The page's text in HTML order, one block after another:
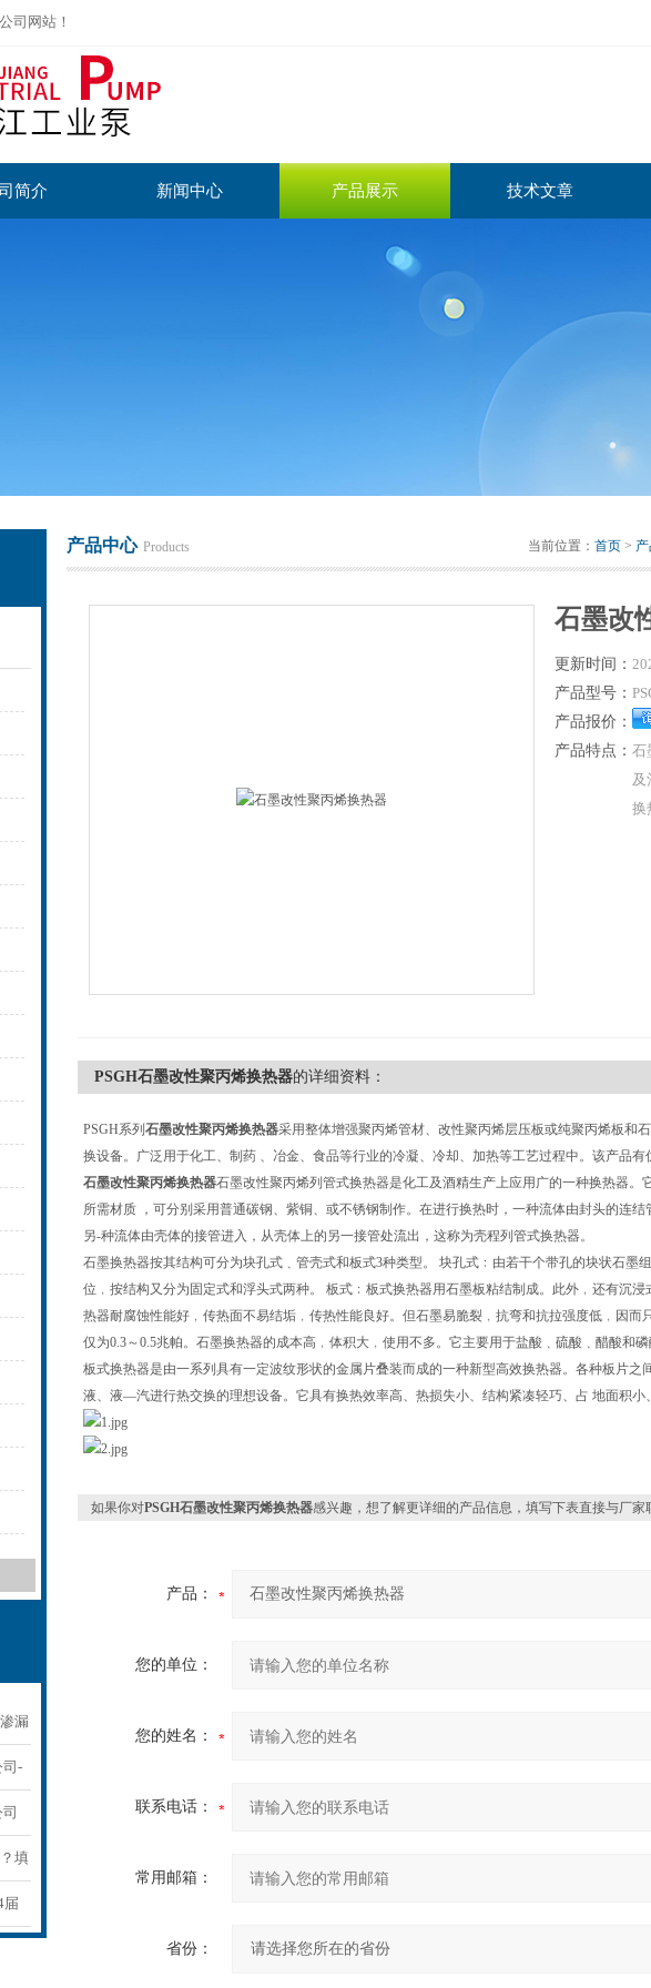
司网站！
简介 新闻中心 产品展示 技术文章
漏
司-
填
届
产品中心 Products 当前位置： 首页 >
石墨改
更新时间：
产品型号：
产品报价：
产品特点： 石
及
换
PSGH石墨改性聚丙烯换热器的详细资料：
PSGH系列 石墨改性聚丙烯换热器采用整体增强聚丙烯管材、改性聚丙烯层压板或纯聚丙烯板和
换设备。广泛用于化工、制药 、冶金、食品等行业的冷凝、冷却、加热等工艺过程中。该产品
石墨改性聚丙烯换热器石墨改性聚丙烯列管式换热器是化工及酒精生产上应用广的一种换热器
所需材质 ，可分别采用普通碳钢、紫铜、或不锈钢制作。在进行换热时，一种流体由封头的连
另-种流体由壳体的接管进入，从壳体上的另一接管处流出，这称为壳程列管式换热器。
石墨换热器按其结构可分为块孔式﹑管壳式和板式3种类型。 块孔式﹕由若干个带孔的块状石墨
位﹐按结构又分为固定式和浮头式两种。 板式﹕板式换热器用石墨板粘结制成。此外﹐还有沉
热器耐腐蚀性能好﹐传热面不易结垢﹐传热性能良好。但石墨易脆裂﹐抗弯和抗拉强度低﹐因而
仅为0.3～0.5兆帕。石墨换热器的成本高﹐体积大﹐使用不多。它主要用于盐酸﹑硫酸﹑醋酸和
板式换热器是由一系列具有一定波纹形状的金属片叠装而成的一种新型高效换热器。各种板片
液、液—汽进行热交换的理想设备。它具有换热效率高、热损失小、结构紧凑轻巧、占 地面积
如果你对PSGH石墨改性聚丙烯换热器感兴趣，想了解更详细的产品信息，填写下表直接与厂家
产品：
您的单位：
您的姓名：
联系电话：
常用邮箱：
省份：